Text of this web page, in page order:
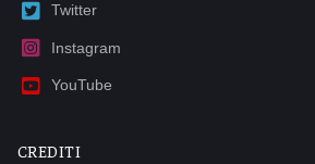
Twitter
Instagram
YouTube
CREDITI